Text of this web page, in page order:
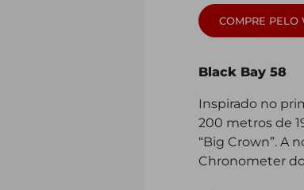
COMPRE PELO
Black Bay 58
Inspirado no
200 metros de
“Big Crown”. A
Chronometer do